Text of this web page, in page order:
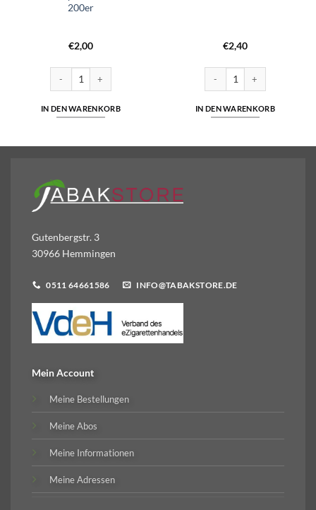
200er
€2,00
John Player Rot Hülsen 200er Menge
IN DEN WARENKORB
€2,40
West Yellow Hülsen 200
IN DEN WARENKORB
Menge
Gutenbergstr. 3
30966 Hemmingen
0511 64661586 INFO@TABAKSTORE.DE
Mein Account
Meine Bestellungen
Meine Abos
Meine Informationen
Meine Adressen